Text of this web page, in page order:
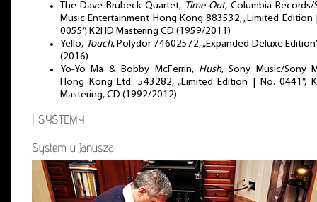
The Dave Brubeck Quartet, Time Out, Columbia Records/
Music Entertainment Hong Kong 883532, „Limited Edition
0055”, K2HD Mastering CD (1959/2011)
Yello, Touch, Polydor 74602572, „Expanded Deluxe
(2016)
Yo-Yo Ma & Bobby McFerrin, Hush, Sony Music/Sony
Hong Kong Ltd. 543282, „Limited Edition | No. 0441”,
Mastering, CD (1992/2012)
| SYSTEMY
System u Janusza